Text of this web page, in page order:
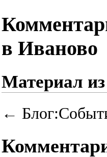
в Иваново
Материал
←